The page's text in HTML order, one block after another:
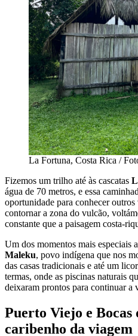
La Fortuna, Costa Rica /
Fizemos um trilho até às cascatas
água de 70 metros, e essa
oportunidade para conhecer
contornar a zona do vulcão,
constante que a paisagem costa-
Um dos momentos mais especiais
Maleku, povo indígena que nos
das casas tradicionais e até um
termas, onde as piscinas naturais
deixaram prontos para continuar a
Puerto Viejo e Bocas
caribenho da viagem